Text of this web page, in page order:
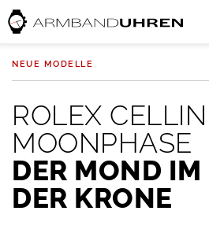
NEUE MODELLE
ROLEX
MOONPHASE
DER MOND
DER KRONE